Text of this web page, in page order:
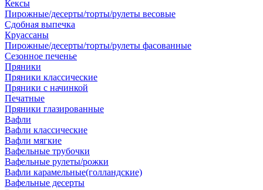
Кексы
Пирожные/десерты/торты/рулеты весовые
Сдобная выпечка
Круассаны
Пирожные/десерты/торты/рулеты фасованные
Сезонное печенье
Пряники
Пряники классические
Пряники с начинкой
Печатные
Пряники глазированные
Вафли
Вафли классические
Вафли мягкие
Вафельные трубочки
Вафельные рулеты/рожки
Вафли карамельные(голландские)
Вафельные десерты